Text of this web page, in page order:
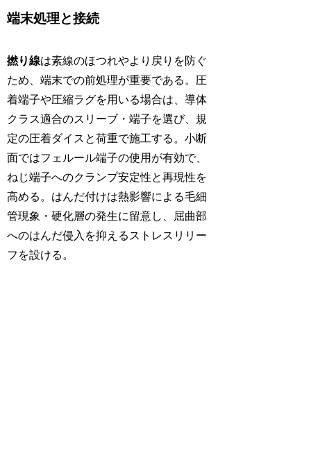
端末処理と接続
撚り線は素線のほつれやより戻りを防ぐ
ため、端末での前処理が重要である。圧
着端子や圧縮ラグを用いる場合は、導体
クラス適合のスリーブ・端子を選び、規
定の圧着ダイスと荷重で施工する。小断
面ではフェルール端子の使用が有効で、
ねじ端子へのクランプ安定性と再現性を
高める。はんだ付けは熱影響による毛細
管現象・硬化層の発生に留意し、屈曲部
へのはんだ侵入を抑えるストレスリリー
フを設ける。